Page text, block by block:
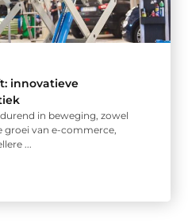
innovatieve
in beweging, zowel
groei van e-commerce,
...